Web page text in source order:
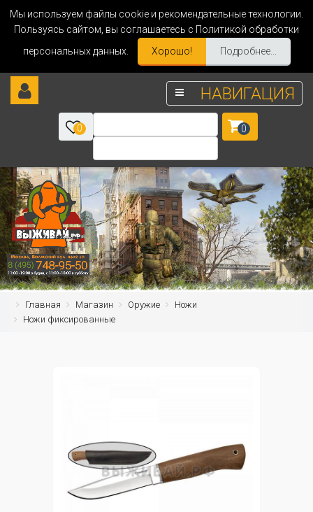
Мы используем файлы cookie и рекомендательные технологии.
Пользуясь сайтом, вы соглашаетесь с Политикой обработки
персональных данных.
Хорошо! Подробнее...
НАВИГАЦИЯ
0 0
Главная Магазин Оружие
Ножи
Ножи фиксированные